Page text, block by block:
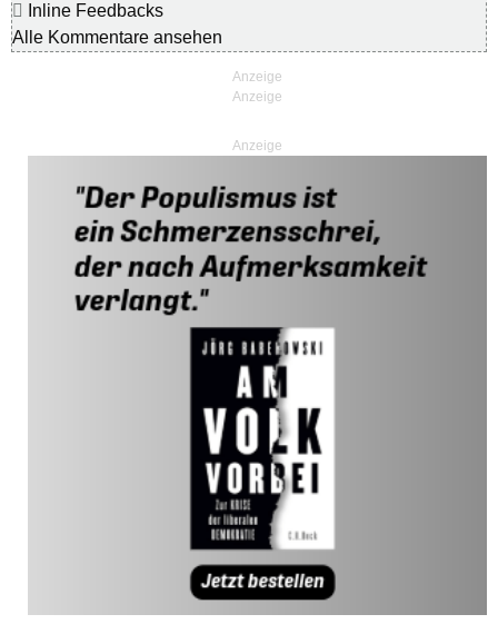
Inline Feedbacks
Alle Kommentare ansehen
Anzeige